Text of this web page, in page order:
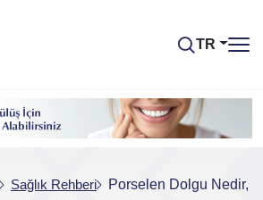
TR
Sağlık Rehberi Porselen Dolgu Nedir,